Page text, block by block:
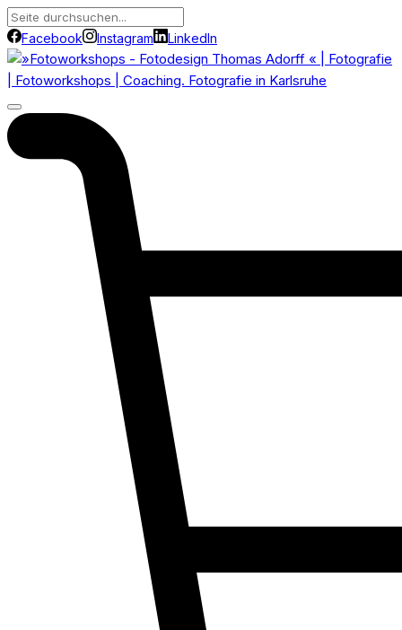
Facebook Instagram LinkedIn